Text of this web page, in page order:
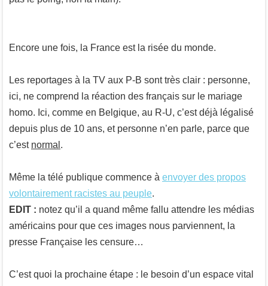
Encore une fois, la France est la risée du monde.
Les reportages à la TV aux P-B sont très clair : personne,
ici, ne comprend la réaction des français sur le mariage
homo. Ici, comme en Belgique, au R-U, c’est déjà légalisé
depuis plus de 10 ans, et personne n’en parle, parce que
c’est normal .
Même la télé publique commence à envoyer des propos
volontairement racistes au peuple.
EDIT : notez qu’il a quand même fallu attendre les médias
américains pour que ces images nous parviennent, la
presse Française les censure…
C’est quoi la prochaine étape : le besoin d’un espace vital